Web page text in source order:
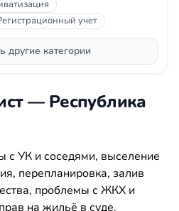
учет
другие категории
— Республика
УК и соседями, выселение
перепланировка, залив
проблемы с ЖКХ и
на жильё в суде.